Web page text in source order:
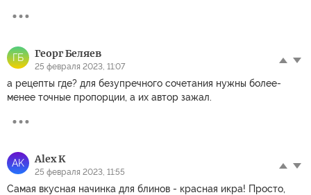
ГБ Георг Беляев
25 февраля 2023, 11:07
а рецепты где? для безупречного сочетания нужны более-
менее точные пропорции, а их автор зажал.
AK Alex K
25 февраля 2023, 11:55
Самая вкусная начинка для блинов - красная икра! Просто,